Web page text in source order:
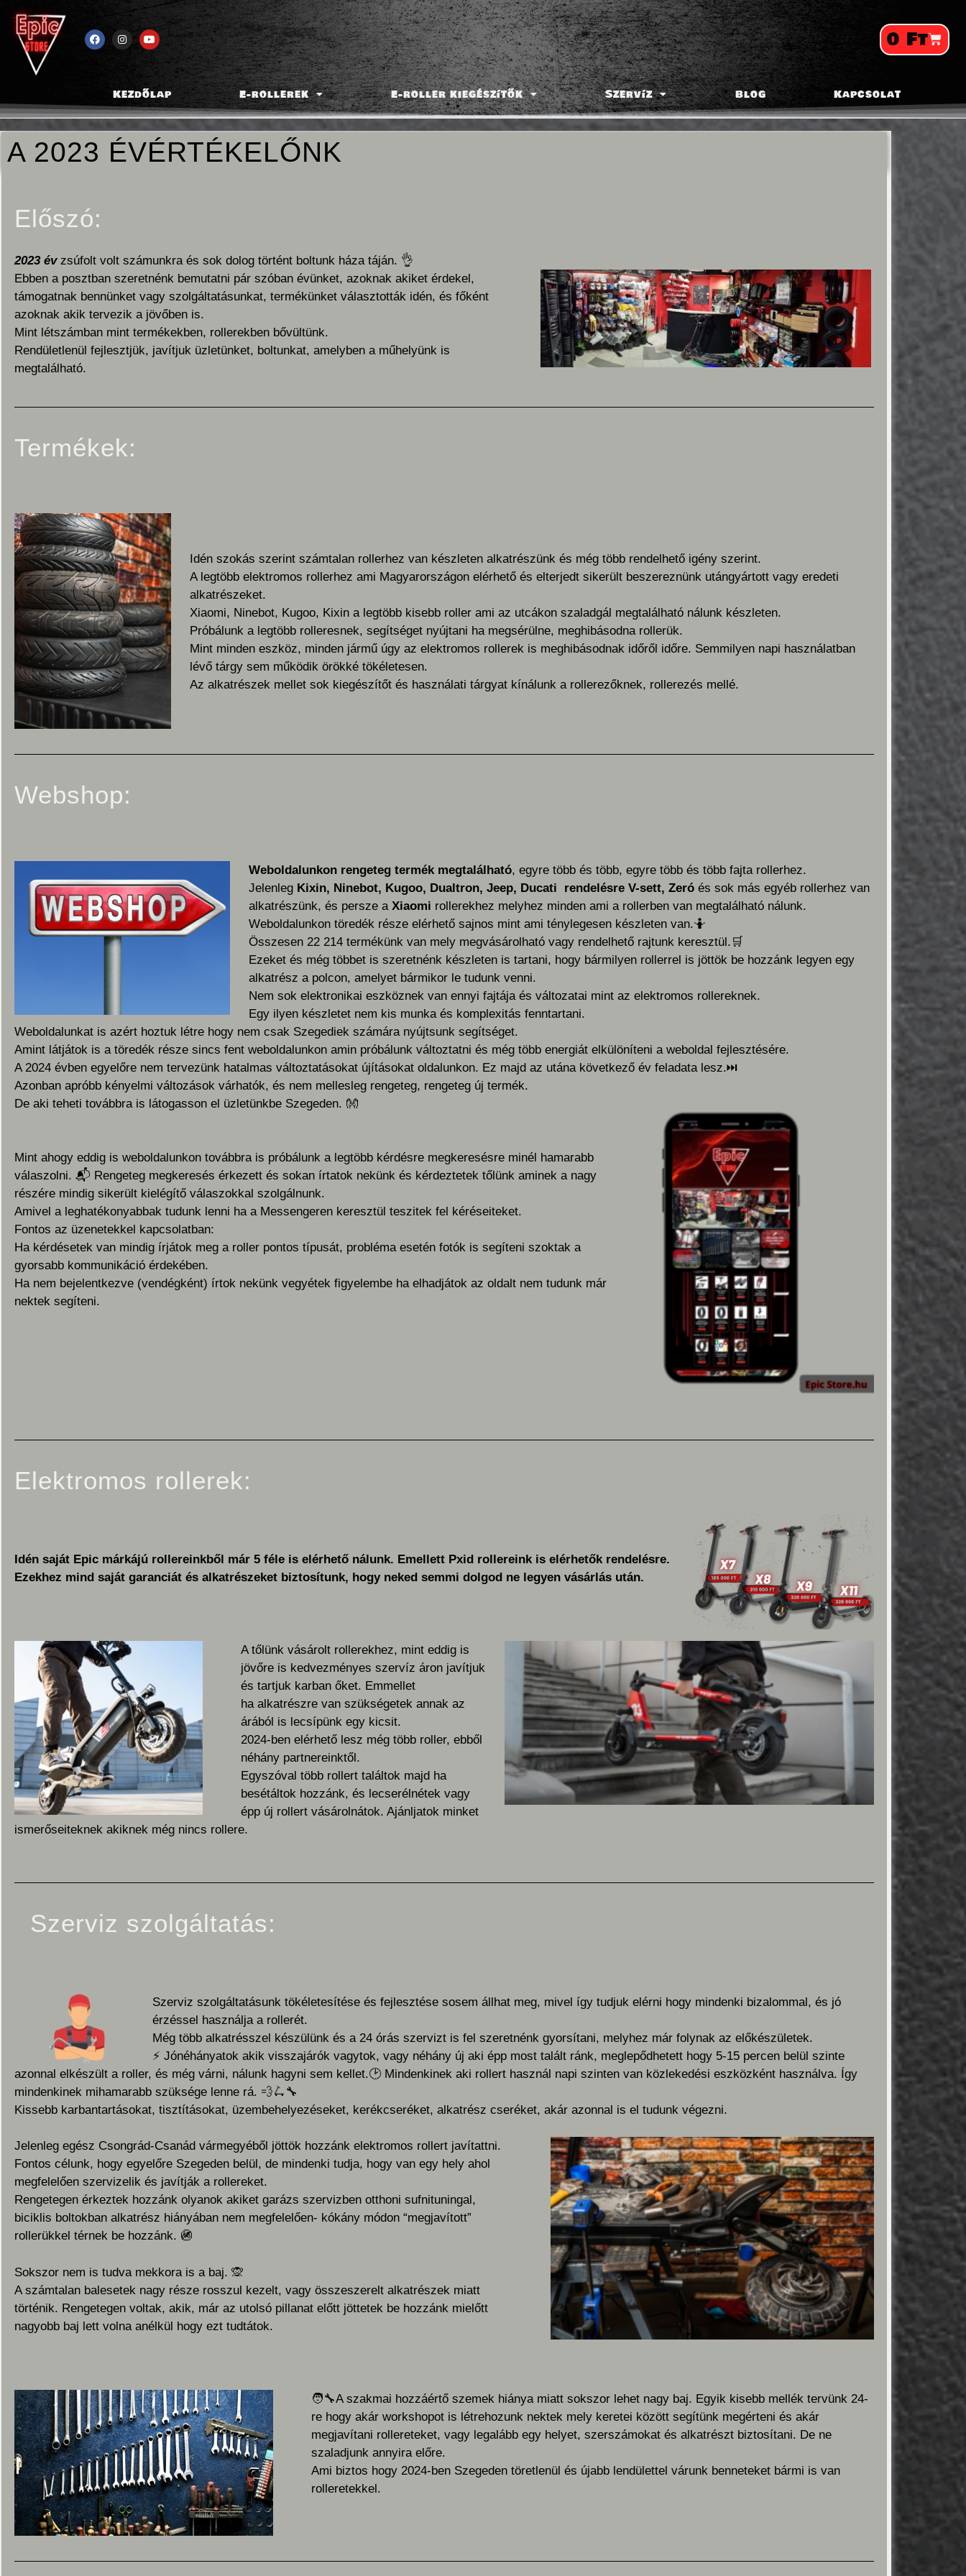
0 Ft
Kezdőlap E-rollerek E-roller kiegészítők Szervíz Blog Kapcsolat
A 2023 ÉVÉRTÉKELŐNK
Előszó:
2023 évzsúfolt volt számunkra és sok dolog történt boltunk háza táján. 👌
Ebben a posztban szeretnénk bemutatni pár szóban évünket, azoknak akiket érdekel,
támogatnak bennünket vagy szolgáltatásunkat, termékünket választották idén, és főként
azoknak akik tervezik a jövőben is.
Mint létszámban mint termékekben, rollerekben bővültünk.
Rendületlenül fejlesztjük, javítjuk üzletünket, boltunkat, amelyben a műhelyünk is
megtalálható.
Termékek:
Idén szokás szerint számtalan rollerhez van készleten alkatrészünk és még több rendelhető igény szerint.
A legtöbb elektromos rollerhez ami Magyarországon elérhető és elterjedt sikerült beszereznünk utángyártott vagy eredeti
alkatrészeket.
Xiaomi, Ninebot, Kugoo, Kixin a legtöbb kisebb roller ami az utcákon szaladgál megtalálható nálunk készleten.
Próbálunk a legtöbb rolleresnek, segítséget nyújtani ha megsérülne, meghibásodna rollerük.
Mint minden eszköz, minden jármű úgy az elektromos rollerek is meghibásodnak időről időre. Semmilyen napi használatban
lévő tárgy sem működik örökké tökéletesen.
Az alkatrészek mellet sok kiegészítőt és használati tárgyat kínálunk a rollerezőknek, rollerezés mellé.
Webshop:
Weboldalunkon rengeteg termék megtalálható, egyre több és több, egyre több és több fajta rollerhez.
Jelenleg Kixin, Ninebot, Kugoo, Dualtron, Jeep, Ducati rendelésre V-sett, Zeróés sok más egyéb rollerhez van
alkatrészünk, és persze a Xiaomi rollerekhez melyhez minden ami a rollerben van megtalálható nálunk.
Weboldalunkon töredék része elérhető sajnos mint ami ténylegesen készleten van.🤷
Összesen 22 214 termékünk van mely megvásárolható vagy rendelhető rajtunk keresztül. 🛒
Ezeket és még többet is szeretnénk készleten is tartani, hogy bármilyen rollerrel is jöttök be hozzánk legyen egy
alkatrész a polcon, amelyet bármikor le tudunk venni.
Nem sok elektronikai eszköznek van ennyi fajtája és változatai mint az elektromos rollereknek.
Egy ilyen készletet nem kis munka és komplexitás fenntartani.
Weboldalunkat is azért hoztuk létre hogy nem csak Szegediek számára nyújtsunk segítséget.
Amint látjátok is a töredék része sincs fent weboldalunkon amin próbálunk változtatni és még több energiát elkülöníteni a weboldal fejlesztésére.
A 2024 évben egyelőre nem tervezünk hatalmas változtatásokat újításokat oldalunkon. Ez majd az utána következő év feladata lesz.⏭
Azonban apróbb kényelmi változások várhatók, és nem mellesleg rengeteg, rengeteg új termék.
De aki teheti továbbra is látogasson el üzletünkbe Szegeden. 👐
Mint ahogy eddig is weboldalunkon továbbra is próbálunk a legtöbb kérdésre megkeresésre minél hamarabb
válaszolni. 📬 Rengeteg megkeresés érkezett és sokan írtatok nekünk és kérdeztetek tőlünk aminek a nagy
részére mindig sikerült kielégítő válaszokkal szolgálnunk.
Amivel a leghatékonyabbak tudunk lenni ha a Messengeren keresztül teszitek fel kéréseiteket.
Fontos az üzenetekkel kapcsolatban:
Ha kérdésetek van mindig írjátok meg a roller pontos típusát, probléma esetén fotók is segíteni szoktak a
gyorsabb kommunikáció érdekében.
Ha nem bejelentkezve (vendégként) írtok nekünk vegyétek figyelembe ha elhadjátok az oldalt nem tudunk már
nektek segíteni.
Elektromos rollerek:
Idén saját Epic márkájú rollereinkből már 5 féle is elérhető nálunk. Emellett Pxid rollereink is elérhetők rendelésre.
Ezekhez mind saját garanciát és alkatrészeket biztosítunk, hogy neked semmi dolgod ne legyen vásárlás után.
A tőlünk vásárolt rollerekhez, mint eddig is
jövőre is kedvezményes szervíz áron javítjuk
és tartjuk karban őket. Emmellet
ha alkatrészre van szükségetek annak az
árából is lecsípünk egy kicsit.
2024-ben elérhető lesz még több roller, ebből
néhány partnereinktől.
Egyszóval több rollert találtok majd ha
besétáltok hozzánk, és lecserélnétek vagy
épp új rollert vásárolnátok. Ajánljatok minket
ismerőseiteknek akiknek még nincs rollere.
Szerviz szolgáltatás:
Szerviz szolgáltatásunk tökéletesítése és fejlesztése sosem állhat meg, mivel így tudjuk elérni hogy mindenki bizalommal, és jó
érzéssel használja a rollerét.
Még több alkatrésszel készülünk és a 24 órás szervizt is fel szeretnénk gyorsítani, melyhez már folynak az előkészületek.
⚡️ Jónéhányatok akik visszajárók vagytok, vagy néhány új aki épp most talált ránk, meglepődhetett hogy 5-15 percen belül szinte
azonnal elkészült a roller, és még várni, nálunk hagyni sem kellet.🕑Mindenkinek aki rollert használ napi szinten van közlekedési eszközként használva. Így
mindenkinek mihamarabb szüksége lenne rá. 💨🛴 🔧
Kissebb karbantartásokat, tisztításokat, üzembehelyezéseket, kerékcseréket, alkatrész cseréket, akár azonnal is el tudunk végezni.
Jelenleg egész Csongrád-Csanád vármegyéből jöttök hozzánk elektromos rollert javítattni.
Fontos célunk, hogy egyelőre Szegeden belül, de mindenki tudja, hogy van egy hely ahol
megfelelően szervizelik és javítják a rollereket.
Rengetegen érkeztek hozzánk olyanok akiket garázs szervizben otthoni sufnituningal,
biciklis boltokban alkatrész hiányában nem megfelelően- kókány módon “megjavított”
rollerükkel térnek be hozzánk. 🚳
Sokszor nem is tudva mekkora is a baj. 🙊
A számtalan balesetek nagy része rosszul kezelt, vagy összeszerelt alkatrészek miatt
történik. Rengetegen voltak, akik, már az utolsó pillanat előtt jöttetek be hozzánk mielőtt
nagyobb baj lett volna anélkül hogy ezt tudtátok.
🧑‍🔧A szakmai hozzáértő szemek hiánya miatt sokszor lehet nagy baj. Egyik kisebb mellék tervünk 24-
re hogy akár workshopot is létrehozunk nektek mely keretei között segítünk megérteni és akár
megjavítani rollereteket, vagy legalább egy helyet, szerszámokat és alkatrészt biztosítani. De ne
szaladjunk annyira előre.
Ami biztos hogy 2024-ben Szegeden töretlenül és újabb lendülettel várunk benneteket bármi is van
rolleretekkel.